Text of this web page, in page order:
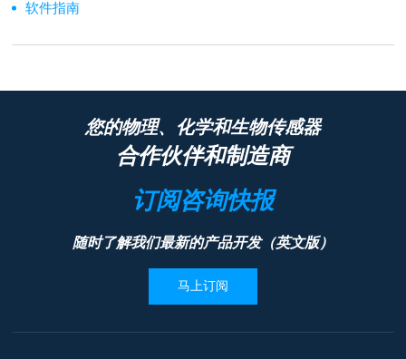
软件指南
您的物理、化学和生物传感器
合作伙伴和制造商
订阅咨询快报
随时了解我们最新的产品开发（英文版）
马上订阅